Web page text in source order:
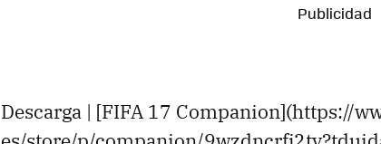
Descarga | [FIFA 17 Companion](https://